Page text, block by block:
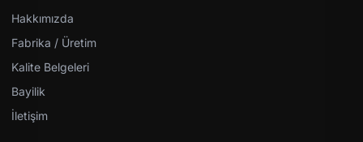
Hakkımızda
Fabrika / Üretim
Kalite Belgeleri
Bayilik
İletişim